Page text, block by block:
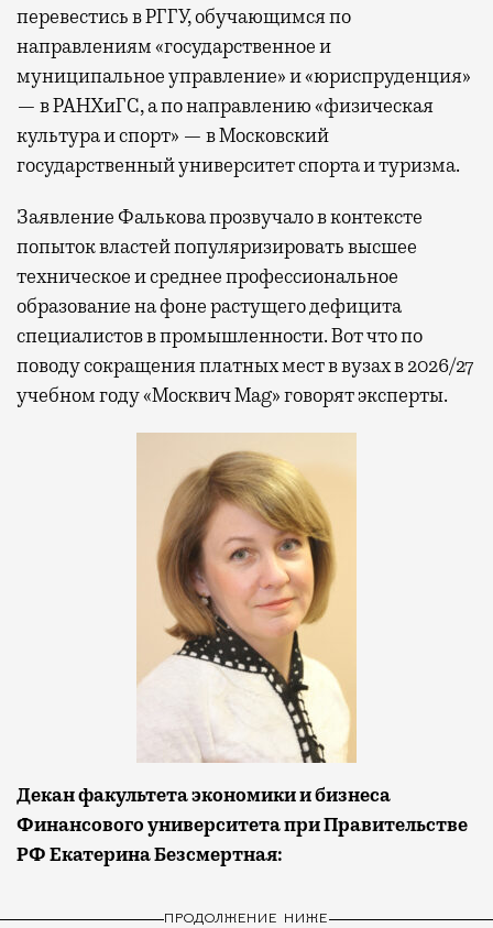
перевестись в РГГУ, обучающимся по
направлениям «государственное и
муниципальное управление» и «юриспруденция»
— в РАНХиГС, а по направлению «физическая
культура и спорт» — в Московский
государственный университет спорта и туризма.
Заявление Фалькова прозвучало в контексте
попыток властей популяризировать высшее
техническое и среднее профессиональное
образование на фоне растущего дефицита
специалистов в промышленности. Вот что по
поводу сокращения платных мест в вузах в 2026/27
учебном году «Москвич Mag» говорят эксперты.
Декан факультета экономики и бизнеса
Финансового университета при Правительстве
РФ Екатерина Безсмертная:
ПРОДОЛЖЕНИЕ НИЖЕ